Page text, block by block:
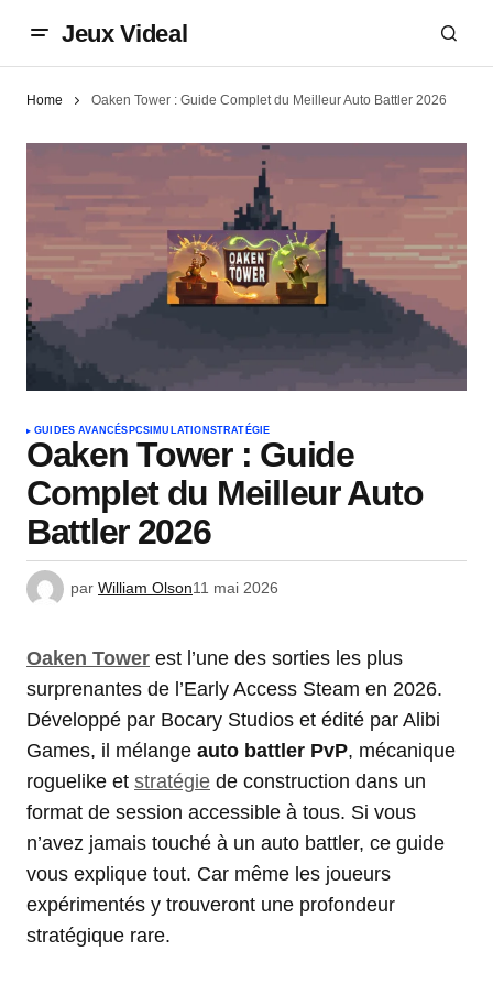
Jeux Videal
Home Oaken Tower : Guide Complet du Meilleur Auto Battler 2026
GUIDES AVANCÉS PCSIMULATION STRATÉGIE
Oaken Tower : Guide
Complet du Meilleur Auto
Battler 2026
par William Olson11 mai 2026
Oaken Tower est l’une des sorties les plus
surprenantes de l’Early Access Steam en 2026.
Développé par Bocary Studios et édité par Alibi
Games, il mélange auto battler PvP, mécanique
roguelike et stratégie de construction dans un
format de session accessible à tous. Si vous
n’avez jamais touché à un auto battler, ce guide
vous explique tout. Car même les joueurs
expérimentés y trouveront une profondeur
stratégique rare.